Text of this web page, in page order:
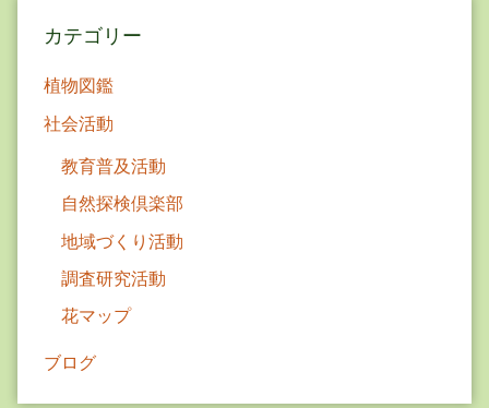
カテゴリー
植物図鑑
社会活動
教育普及活動
自然探検倶楽部
地域づくり活動
調査研究活動
花マップ
ブログ